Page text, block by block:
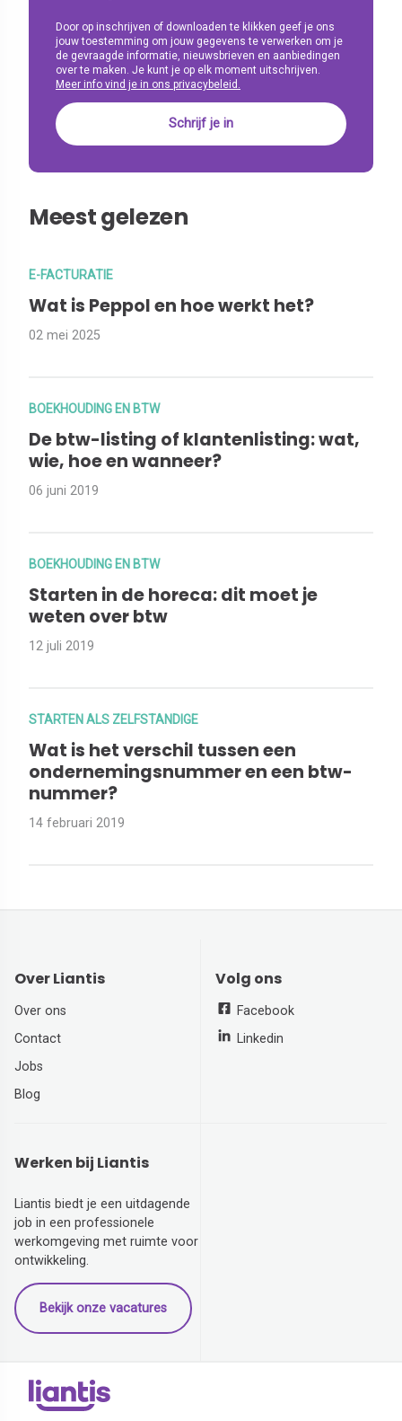
Door op inschrijven of downloaden te klikken geef je ons
jouw toestemming om jouw gegevens te verwerken om je
de gevraagde informatie, nieuwsbrieven en aanbiedingen
over te maken. Je kunt je op elk moment uitschrijven.
Meer info vind je in ons privacybeleid.
Meest gelezen
E-FACTURATIE
Wat is Peppol en hoe werkt het?
02 mei 2025
BOEKHOUDING EN BTW
De btw-listing of klantenlisting: wat,
wie, hoe en wanneer?
06 juni 2019
BOEKHOUDING EN BTW
Starten in de horeca: dit moet je
weten over btw
12 juli 2019
STARTEN ALS ZELFSTANDIGE
Wat is het verschil tussen een
ondernemingsnummer en een btw-
nummer?
14 februari 2019
Over Liantis
Over ons
Contact
Jobs
Blog
Volg ons
Facebook
Linkedin
Werken bij Liantis
Liantis biedt je een uitdagende
job in een professionele
werkomgeving met ruimte voor
ontwikkeling.
Bekijk onze vacatures